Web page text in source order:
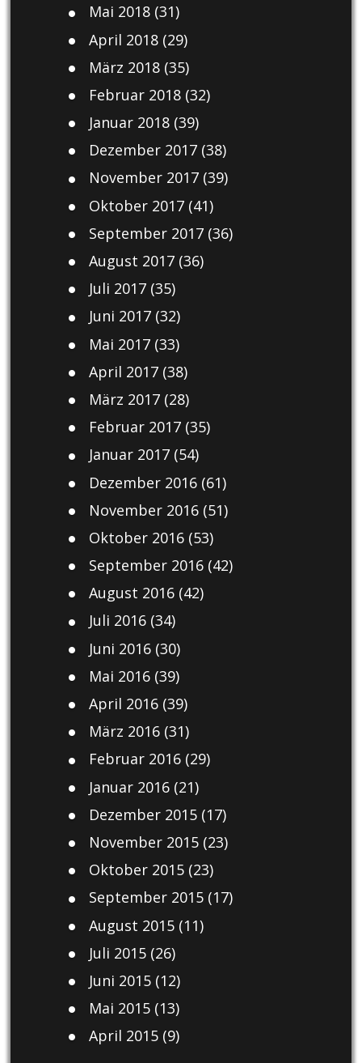
Mai 2018(31)
April 2018(29)
März 2018(35)
Februar 2018(32)
Januar 2018(39)
Dezember 2017(38)
November 2017(39)
Oktober 2017(41)
September 2017(36)
August 2017(36)
Juli 2017(35)
Juni 2017(32)
Mai 2017(33)
April 2017(38)
März 2017(28)
Februar 2017(35)
Januar 2017(54)
Dezember 2016(61)
November 2016(51)
Oktober 2016(53)
September 2016(42)
August 2016(42)
Juli 2016(34)
Juni 2016(30)
Mai 2016(39)
April 2016(39)
März 2016(31)
Februar 2016(29)
Januar 2016(21)
Dezember 2015(17)
November 2015(23)
Oktober 2015(23)
September 2015(17)
August 2015(11)
Juli 2015(26)
Juni 2015(12)
Mai 2015(13)
April 2015(9)